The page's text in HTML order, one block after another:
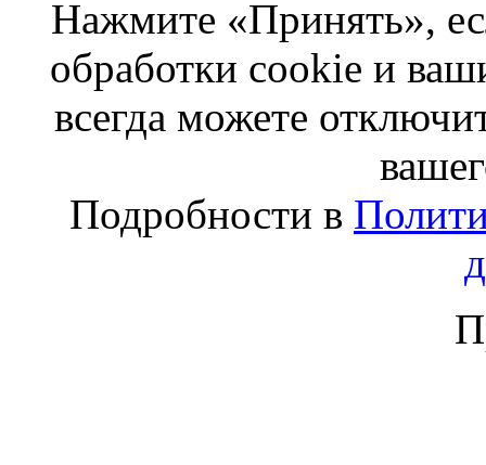
Нажмите «Принять»,
обработки cookie и
всегда можете
Подробности в